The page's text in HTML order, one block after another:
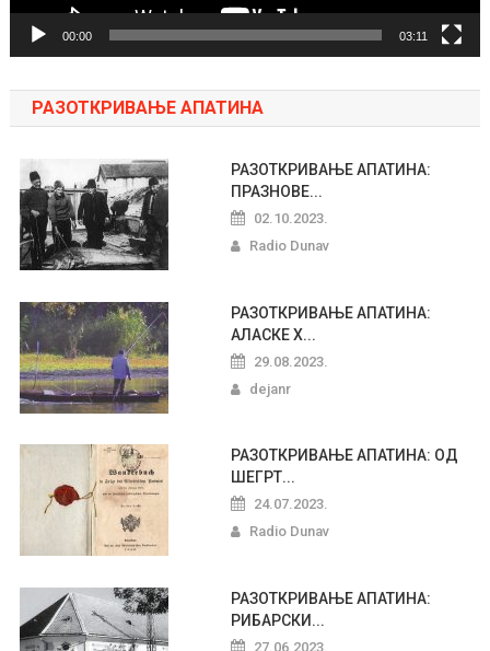
00:00 03:11
РАЗОТКРИВАЊЕ АПАТИНА
РАЗОТКРИВАЊЕ АПАТИНА:
ПРАЗНОВЕ...
02.10.2023.
Radio Dunav
РАЗОТКРИВАЊЕ АПАТИНА:
АЛАСКЕ Х...
29.08.2023.
dejanr
РАЗОТКРИВАЊЕ АПАТИНА: ОД
ШЕГРТ...
24.07.2023.
Radio Dunav
РАЗОТКРИВАЊЕ АПАТИНА:
РИБАРСКИ...
27.06.2023.